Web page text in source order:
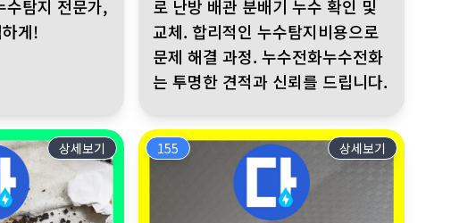
수탐지 전문가,
게!
로 난방 배관 분배기 누수 확인 및
교체. 합리적인 누수탐지비용으로
문제 해결 과정. 누수전화누수전화
는 투명한 견적과 신뢰를 드립니다.
상세보기 155 상세보기